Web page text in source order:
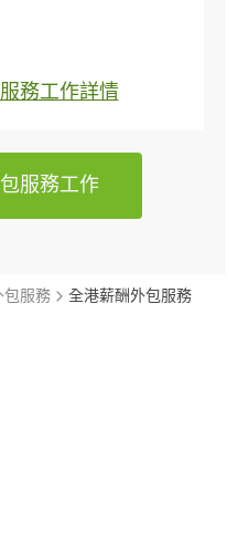
務工作詳情
服務工作
包服務 全港薪酬外包服務